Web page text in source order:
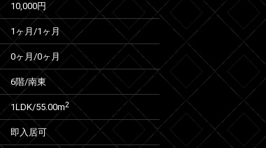
10,000円
1ヶ月 /1ヶ月
0ヶ月 /0ヶ月
6階/南東
1LDK/55.00m2
即入居可